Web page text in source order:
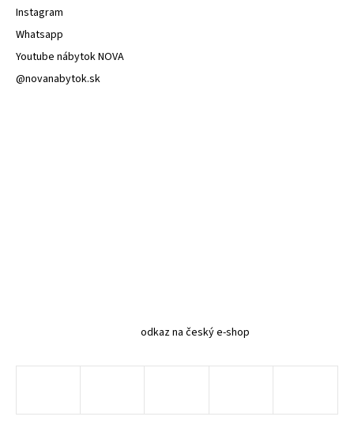
Instagram
Whatsapp
Youtube nábytok NOVA
@novanabytok.sk
odkaz na český e-shop